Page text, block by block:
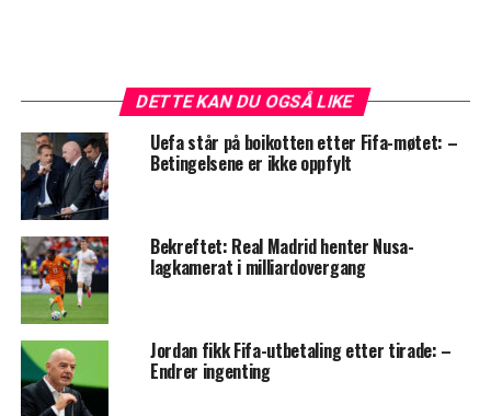
DETTE KAN DU OGSÅ LIKE
Uefa står på boikotten etter Fifa-møtet: –
Betingelsene er ikke oppfylt
Bekreftet: Real Madrid henter Nusa-
lagkamerat i milliardovergang
Jordan fikk Fifa-utbetaling etter tirade: –
Endrer ingenting